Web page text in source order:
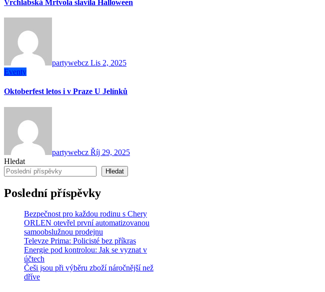
Vrchlabská Mrtvola slavila Halloween
partywebcz Lis 2, 2025
Eventy
Oktoberfest letos i v Praze U Jelínků
partywebcz Říj 29, 2025
Hledat
Hledat
Poslední příspěvky
Bezpečnost pro každou rodinu s Chery
ORLEN otevřel první automatizovanou
samoobslužnou prodejnu
Televze Prima: Policisté bez příkras
Energie pod kontrolou: Jak se vyznat v
účtech
Češi jsou při výběru zboží náročnější než
dříve